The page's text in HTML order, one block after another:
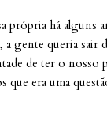
própria há alguns
gente queria
de ter o
era uma